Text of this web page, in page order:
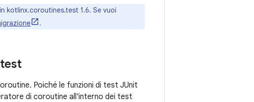
kotlinx.coroutines.test 1.6. Se vuoi
.
Poiché le funzioni di test JUnit
di coroutine all'interno dei test